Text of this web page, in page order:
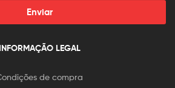
Enviar
INFORMAÇÃO LEGAL
de compra